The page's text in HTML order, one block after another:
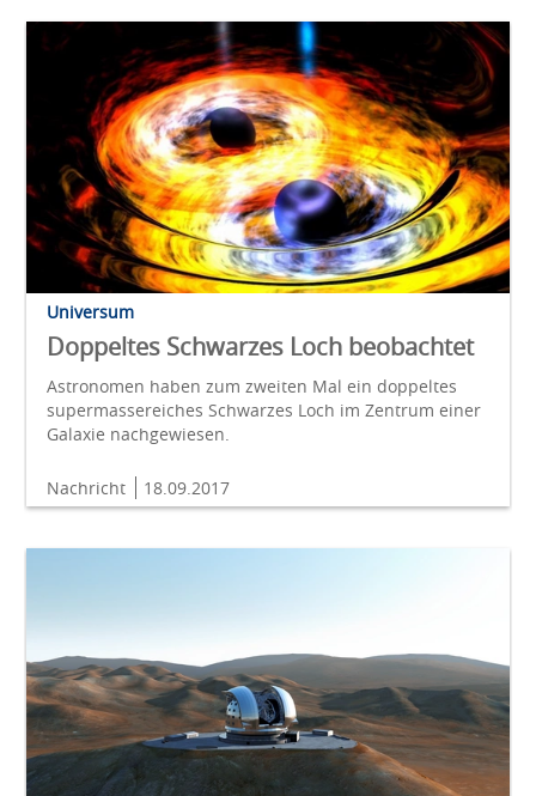
Universum
Doppeltes Schwarzes Loch beobachtet
Astronomen haben zum zweiten Mal ein doppeltes
supermassereiches Schwarzes Loch im Zentrum einer
Galaxie nachgewiesen.
Nachricht 18.09.2017